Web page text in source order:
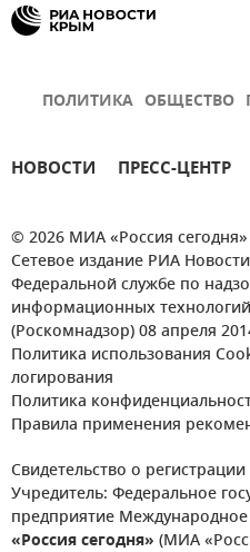
ПОЛИТИКА ОБЩЕСТВО
НОВОСТИ ПРЕСС-ЦЕНТР
© 2026 МИА «Россия сегодня»
Сетевое издание РИА
Федеральной службе по
информационных
(Роскомнадзор) 08 апреля
Политика использования
логирования
Политика
Правила применения
Свидетельство о
Учредитель: Федеральное
предприятие
«Россия сегодня» (МИА